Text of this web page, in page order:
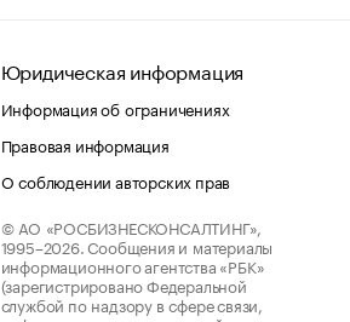
Юридическая информация
Информация об ограничениях
Правовая информация
О соблюдении авторских прав
© АО «РОСБИЗНЕСКОНСАЛТИНГ»,
1995–2026. Сообщения и материалы
информационного агентства «РБК»
(зарегистрировано Федеральной
службой по надзору в сфере связи,